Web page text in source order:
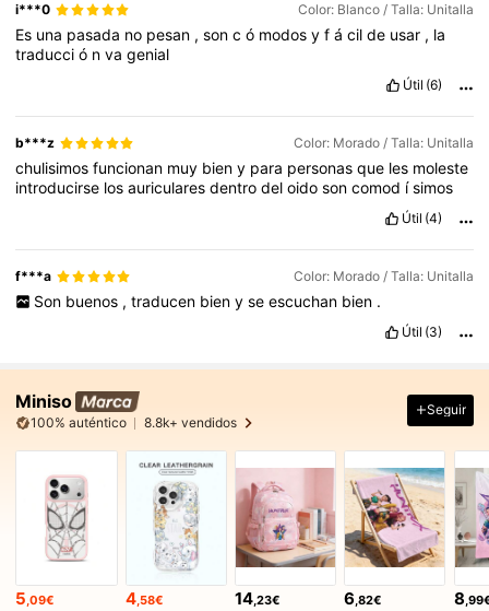
i***0 Color: Blanco / Talla: Unitalla
Es una pasada no pesan ,soncó modosyfácilde usar , la
traducció nvagenial
Útil (6)
b***z Color: Morado / Talla: Unitalla
chulisimosfuncionan muy bieny para personasque les moleste
introducirse losauricularesdentrodeloidosoncomod ísimos
Útil (4)
f***a Color: Morado / Talla: Unitalla
Son buenos , traducen bien y se escuchan bien .
Útil (3)
Miniso
100% auténtico 8.8k+ vendidos
Seguir
5,09€ 4,58€ 14,23€ 6,82€ 8